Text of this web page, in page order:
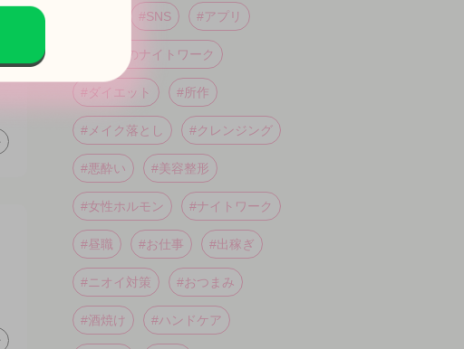
#SNS #アプリ
#初めてのナイトワーク
#ダイエット #所作
#メイク落とし #クレンジング
#悪酔い #美容整形
#女性ホルモン #ナイトワーク
#昼職 #お仕事 #出稼ぎ
#ニオイ対策 #おつまみ
#酒焼け #ハンドケア